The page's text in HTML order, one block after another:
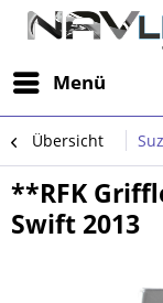
Menü
Übersicht
**RFK
Swift 2013